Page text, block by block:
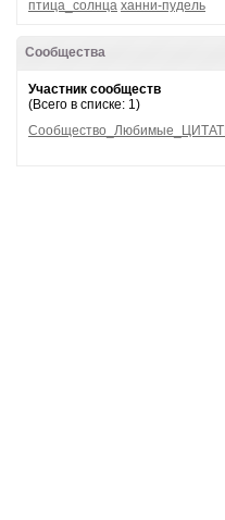
птица_солнца ханни-пудель
Сообщества
Участник сообществ
(Всего в списке: 1)